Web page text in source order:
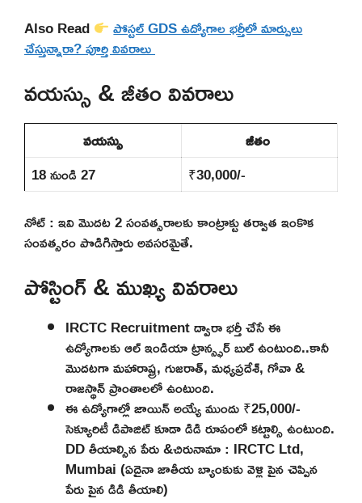
Also Read పోస్టల్ GDS ఉద్యోగాల భర్తీలో మార్పులు
చేస్తున్నారా? పూర్తి వివరాలు
వయస్సు & జీతం వివరాలు
వయస్సు
జీతం
18 నుండి 27
₹30,000/-
నోట్ : ఇవి మొదట 2 సంవత్సరాలకు కాంట్రాక్టు తర్వాత ఇంకొక
సంవత్సరం పొడిగిస్తారు అవసరమైతే.
పోస్టింగ్ & ముఖ్య వివరాలు
IRCTC Recruitment ద్వారా భర్తీ చేసే ఈ
ఉద్యోగాలకు ఆల్ ఇండియా ట్రాన్స్ఫర్ బుల్ ఉంటుంది..కానీ
మొదటగా మహారాష్ట్ర, గుజరాత్, మధ్యప్రదేశ్, గోవా &
రాజస్థాన్ ప్రాంతాలలో ఉంటుంది.
ఈ ఉద్యోగాల్లో జాయిన్ అయ్యే ముందు ₹25,000/-
సెక్యూరిటీ డిపాజిట్ కూడా డిడి రూపంలో కట్టాల్సి ఉంటుంది.
DD తీయాల్సిన పేరు &చిరునామా : IRCTC Ltd,
Mumbai (ఏదైనా జాతీయ బ్యాంకుకు వెళ్లి పైన చెప్పిన
పేరు పైన డిడి తీయాలి)